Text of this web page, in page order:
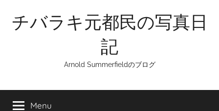
content
チバラキ元都民の写真日
記
Arnold Summerfieldのブログ
Menu